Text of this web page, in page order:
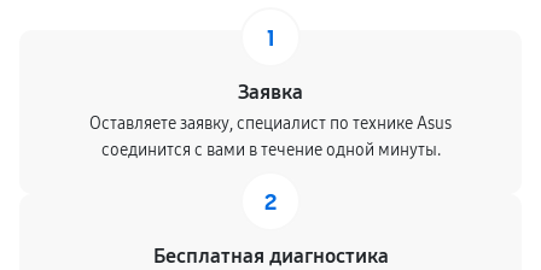
1
Заявка
Оставляете заявку, специалист по технике Asus
соединится с вами в течение одной минуты.
2
Бесплатная диагностика